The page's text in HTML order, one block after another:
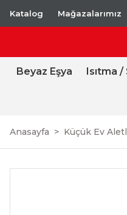
Katalog Mağazalarımız
Beyaz Eşya Isıtma
Anasayfa Küçük Ev